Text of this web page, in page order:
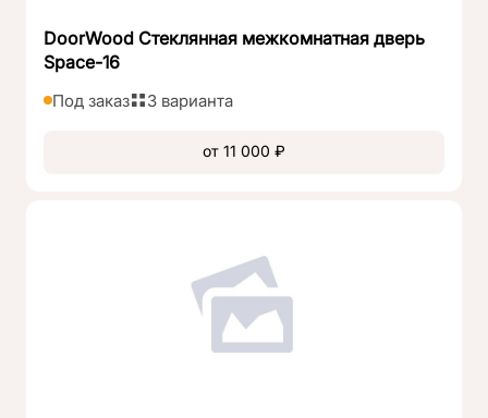
DoorWood Стеклянная межкомнатная дверь
Space-16
Под заказ 3 варианта
от 11 000 ₽